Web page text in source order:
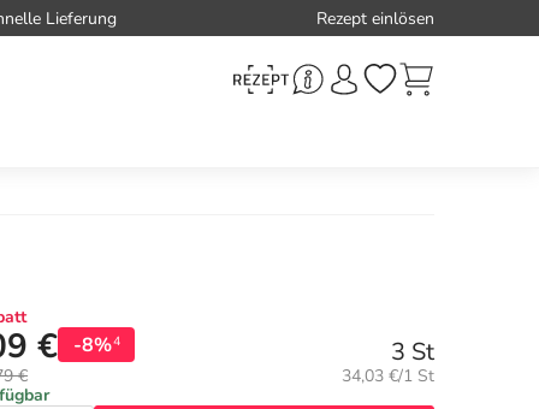
Lieferung Rezept einlösen
€ -8%4
€
3 St
Grundpreis:
34,03 €/1 St